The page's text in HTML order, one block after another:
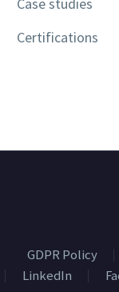
Certifications
GDPR Policy
LinkedIn